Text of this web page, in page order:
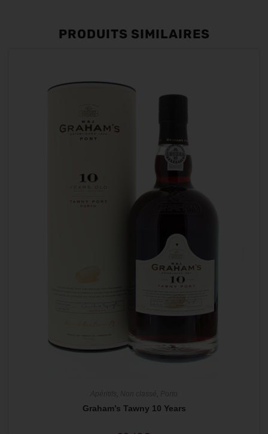
PRODUITS SIMILAIRES
, ,
Graham’s Tawny 10 Years